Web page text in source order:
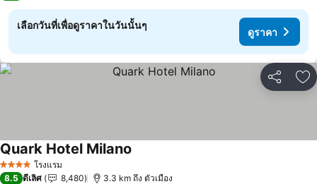
เลือกวันที่เพื่อดูราคาในวันนั้นๆ
ดูราคา
แชร์ เ
4 ดาว โรงแรม
Quark Hotel Milano
8.5 ดีเลิศ 8,480 3.3 km ถึง ตัวเมือง